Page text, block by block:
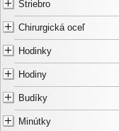
Striebro
Chirurgická oceľ
Hodinky
Hodiny
Budíky
Minútky